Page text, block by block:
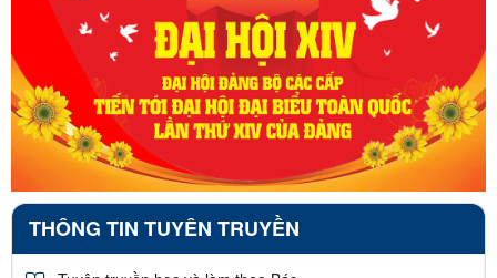
THÔNG TIN TUYÊN TRUYỀN